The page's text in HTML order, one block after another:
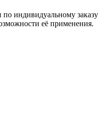
индивидуальному заказу
её применения.